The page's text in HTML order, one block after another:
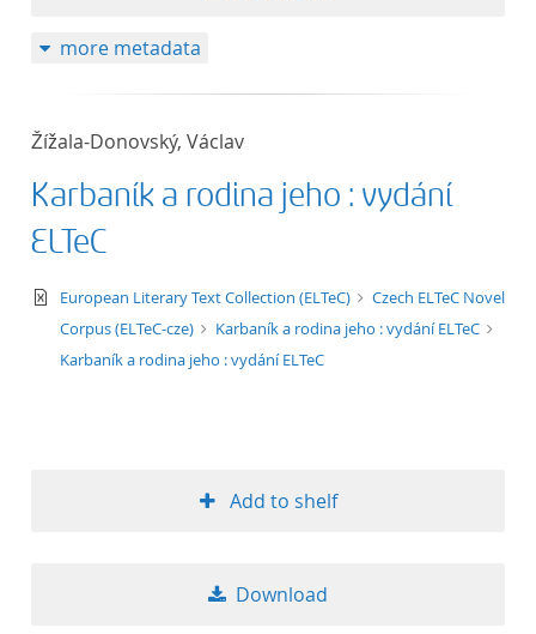
more metadata
Žížala-Donovský, Václav
Karbaník a rodina jeho : vydání
ELTeC
text/xml
European Literary Text Collection (ELTeC)
Czech ELTeC Novel
Corpus (ELTeC-cze)
Karbaník a rodina jeho : vydání ELTeC
Karbaník a rodina jeho : vydání ELTeC
Add to shelf
Download